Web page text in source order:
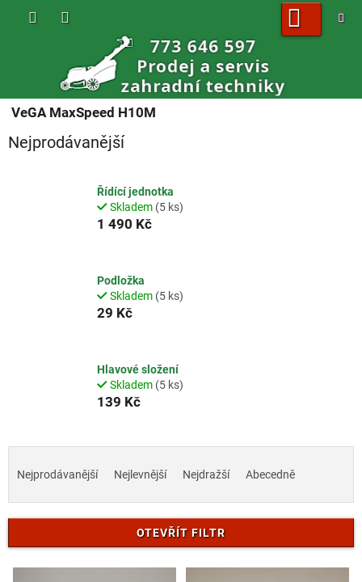
NÁKUPNÍ
VeGA MaxSpeed H10M
Nejprodávanější
Řídící jednotka
Skladem (5 ks)
1 490 Kč
Podložka
Skladem (5 ks)
29 Kč
Hlavové složení
Skladem (5 ks)
139 Kč
e
í
Nejprodávanější Nejlevnější Nejdražší Abecedně
OTEVŘÍT FILTR
V